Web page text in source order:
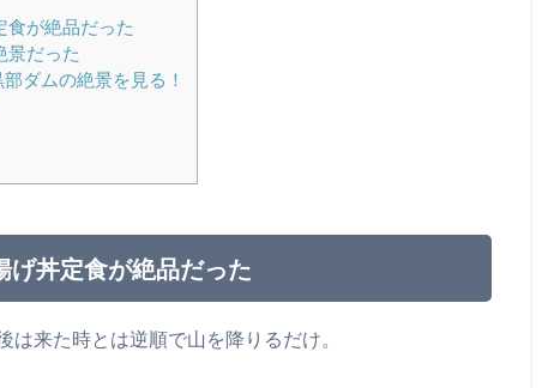
食が絶品だった
景だった
ダムの絶景を見る！
げ丼定食が絶品だった
来た時とは逆順で山を降りるだけ。